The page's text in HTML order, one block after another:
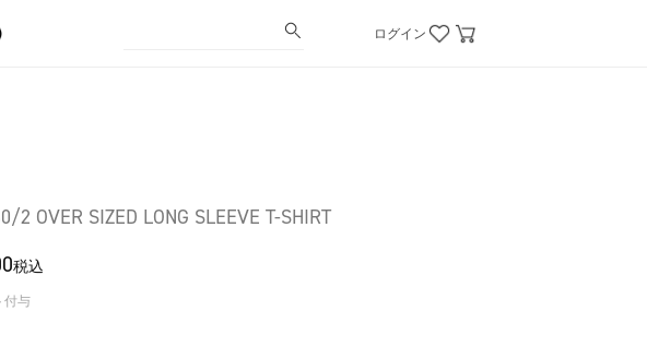
ログイン
2 OVER SIZED LONG SLEEVE T-SHIRT
税込
付与